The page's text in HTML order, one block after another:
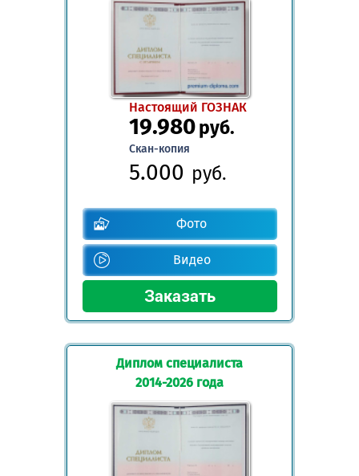
Настоящий ГОЗНАК
19.980руб.
Скан-копия
5.000 руб.
Фото
Видео
Диплом специалиста
2014-2026 года